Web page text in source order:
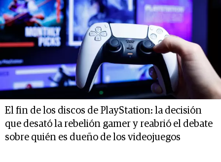
El fin de los discos de PlayStation: la decisión
que desató la rebelión gamer y reabrió el debate
sobre quién es dueño de los videojuegos